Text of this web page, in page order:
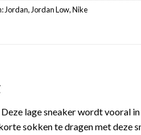
Jordan, Jordan Low,Nike
lage sneaker wordt vooral
sokken te dragen met deze